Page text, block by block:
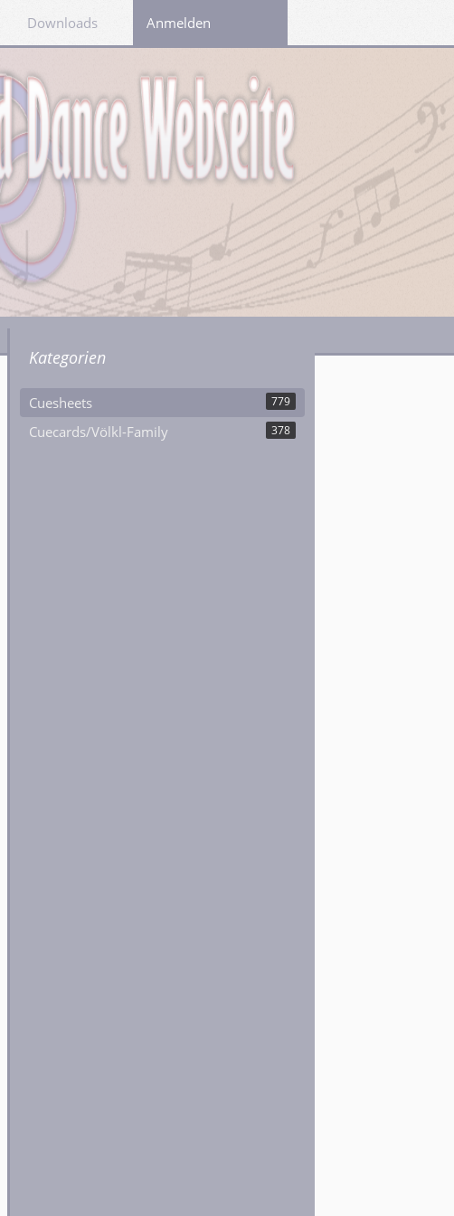
Downloads LinksAnmelden
Kategorien
Cuesheets 779
Cuecards/Völkl-Family 378